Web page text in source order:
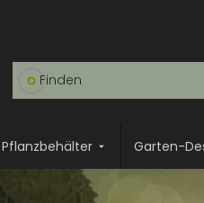
Pflanzbehälter Garten-